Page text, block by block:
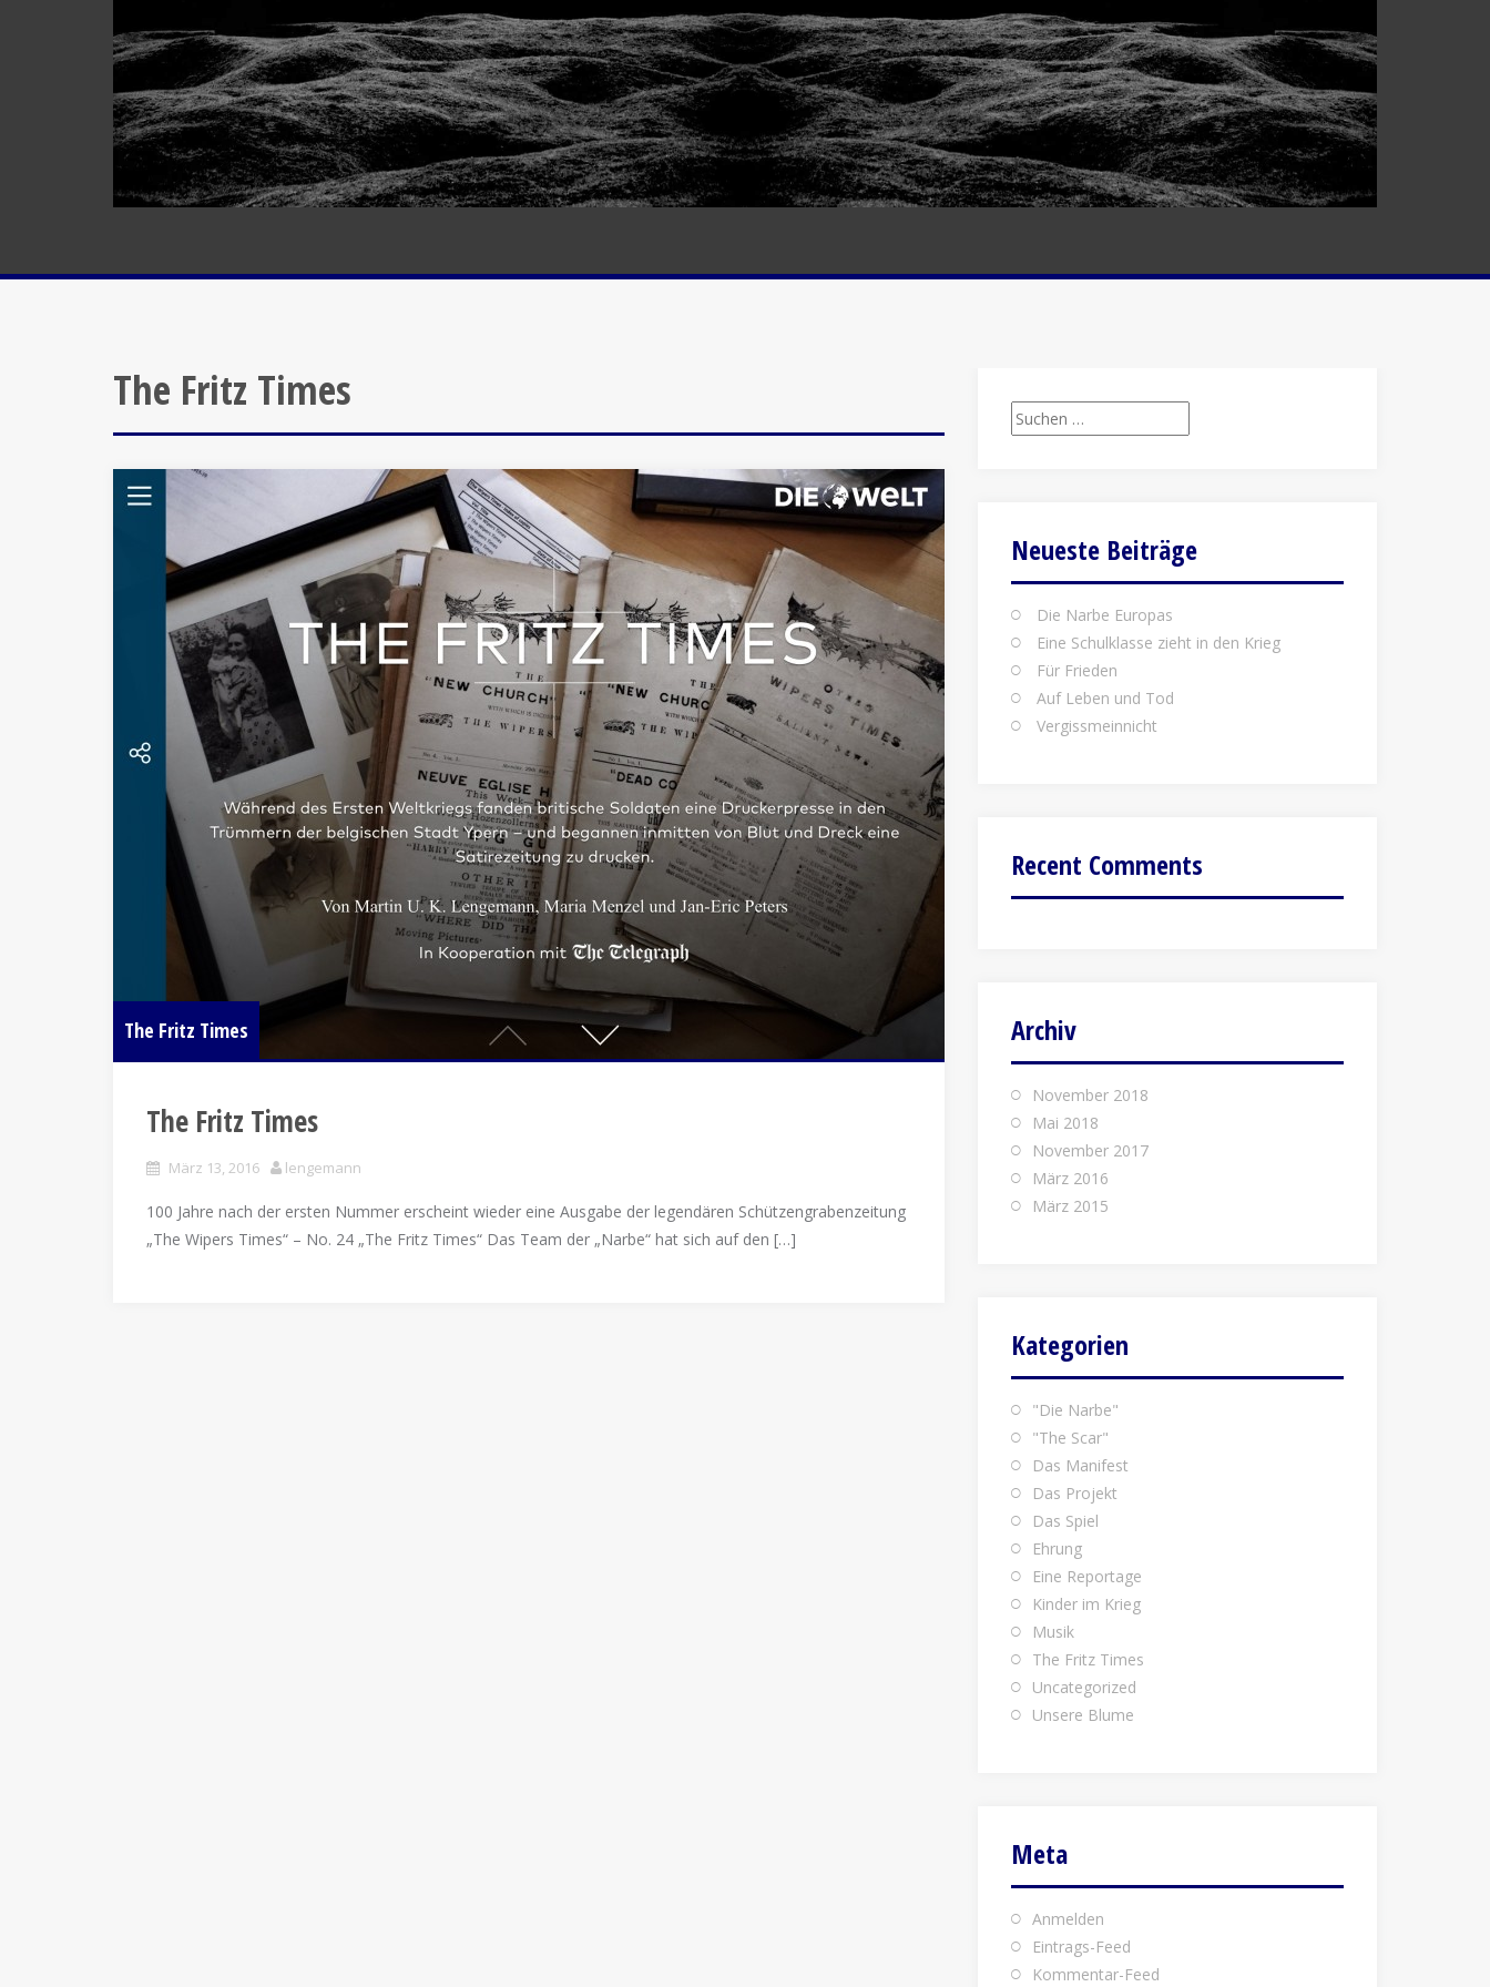
The Fritz Times
The Fritz Times
The Fritz Times
März 13, 2016 lengemann
100 Jahre nach der ersten Nummer erscheint wieder eine Ausgabe der legendären Schützengrabenzeitung
„The Wipers Times“ – No. 24 „The Fritz Times“ Das Team der „Narbe“ hat sich auf den […]
Suchen
nach:
Neueste Beiträge
Die Narbe Europas
Eine Schulklasse zieht in den Krieg
Für Frieden
Auf Leben und Tod
Vergissmeinnicht
Recent Comments
Archiv
November 2018
Mai 2018
November 2017
März 2016
März 2015
Kategorien
"Die Narbe"
"The Scar"
Das Manifest
Das Projekt
Das Spiel
Ehrung
Eine Reportage
Kinder im Krieg
Musik
The Fritz Times
Uncategorized
Unsere Blume
Meta
Anmelden
Eintrags-Feed
Kommentar-Feed